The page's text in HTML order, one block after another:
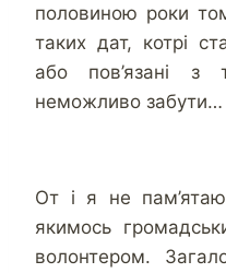
половиною роки
таких дат, котрі
або пов’язані з
неможливо забути…
От і я не
якимось
волонтером.